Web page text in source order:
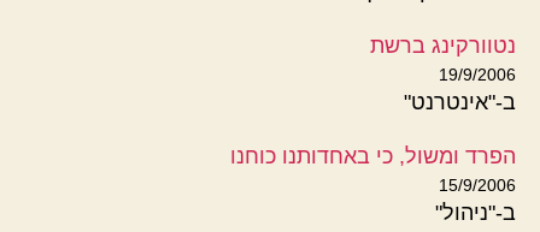
נטוורקינג ברשת
19/9/2006
ב-"אינטרנט"
הפרד ומשול, כי באחדותנו כוחנו
15/9/2006
ב-"ניהול"